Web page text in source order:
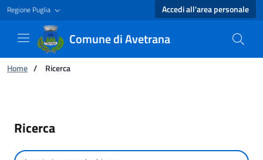
Regione Puglia Accedi all'area personale
Comune di Avetrana
Ti trovi in:
Home / Ricerca
Ricerca
Cerca per testo